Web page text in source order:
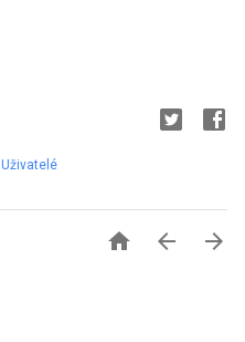
Uživatelé
  